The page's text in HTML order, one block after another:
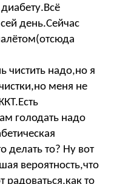
день.Сейчас
чистить надо,но я
меня не
голодать надо
делать то? Ну вот
вероятность,что
радоваться,как то